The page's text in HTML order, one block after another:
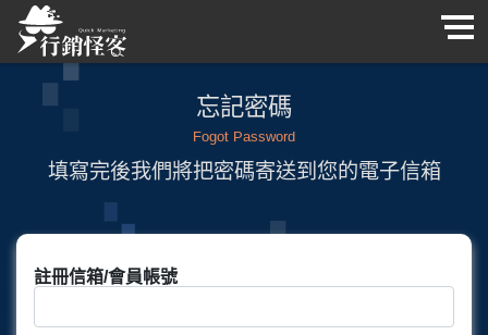
忘記密碼
Fogot Password
填寫完後我們將把密碼寄送到您的電子信箱
註冊信箱/會員帳號